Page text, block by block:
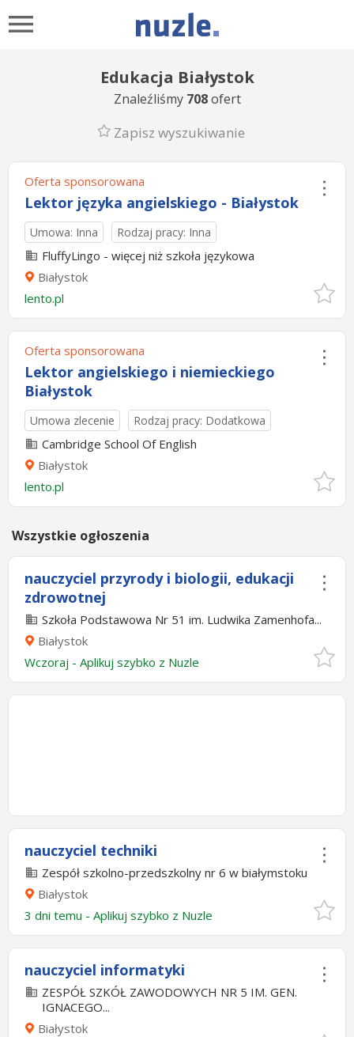
Edukacja Białystok
Znaleźliśmy 708ofert
Zapisz wyszukiwanie
Oferta sponsorowana
Lektor języka angielskiego - Białystok
Umowa: Inna Rodzaj pracy: Inna
FluffyLingo - więcej niż szkoła językowa
Białystok
lento.pl
Oferta sponsorowana
Lektor angielskiego i niemieckiego
Białystok
Umowa zlecenie Rodzaj pracy: Dodatkowa
Cambridge School Of English
Białystok
lento.pl
Wszystkie ogłoszenia
nauczyciel przyrody i biologii, edukacji
zdrowotnej
Szkoła Podstawowa Nr 51 im. Ludwika Zamenhofa...
Białystok
Wczoraj - Aplikuj szybko z Nuzle
nauczyciel techniki
Zespół szkolno-przedszkolny nr 6 w białymstoku
Białystok
3 dni temu - Aplikuj szybko z Nuzle
nauczyciel informatyki
ZESPÓŁ SZKÓŁ ZAWODOWYCH NR 5 IM. GEN.
IGNACEGO...
Białystok